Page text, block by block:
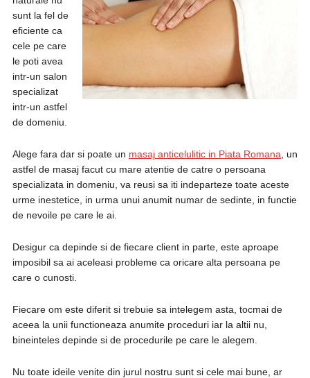
sunt la fel de
eficiente ca
cele pe care
le poti avea
intr-un salon
specializat
intr-un astfel
de domeniu.
Alege fara dar si poate un masaj anticelulitic in Piata Romana , un
astfel de masaj facut cu mare atentie de catre o persoana
specializata in domeniu, va reusi sa iti indeparteze toate aceste
urme inestetice, in urma unui anumit numar de sedinte, in functie
de nevoile pe care le ai.
Desigur ca depinde si de fiecare client in parte, este aproape
imposibil sa ai aceleasi probleme ca oricare alta persoana pe
care o cunosti.
Fiecare om este diferit si trebuie sa intelegem asta, tocmai de
aceea la unii functioneaza anumite proceduri iar la altii nu,
bineinteles depinde si de procedurile pe care le alegem.
Nu toate ideile venite din jurul nostru sunt si cele mai bune, ar